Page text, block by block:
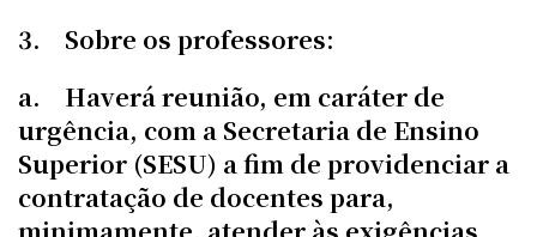
3. Sobre os professores:
a. Haverá reunião, em caráter de
urgência, com a Secretaria de Ensino
Superior (SESU) a fim de providenciar a
contratação de docentes para,
minimamente, atender às exigências